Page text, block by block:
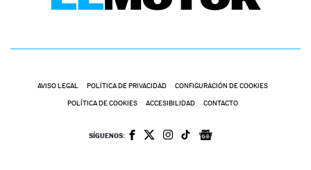
AVISO LEGAL POLÍTICA DE PRIVACIDAD CONFIGURACIÓN DE COOKIES
POLÍTICA DE COOKIES ACCESIBILIDAD CONTACTO
SÍGUENOS: